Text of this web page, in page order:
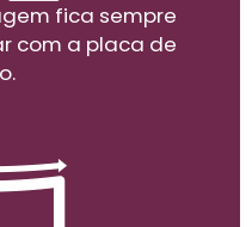
fica sempre
com a placa de